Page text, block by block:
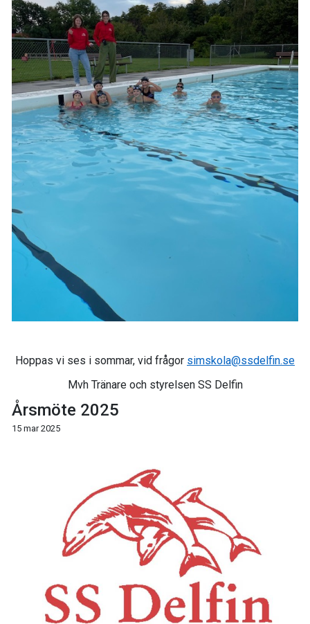
Hoppas vi ses i sommar, vid frågor simskola@ssdelfin.se
Mvh Tränare och styrelsen SS Delfin
Årsmöte 2025
15 mar 2025